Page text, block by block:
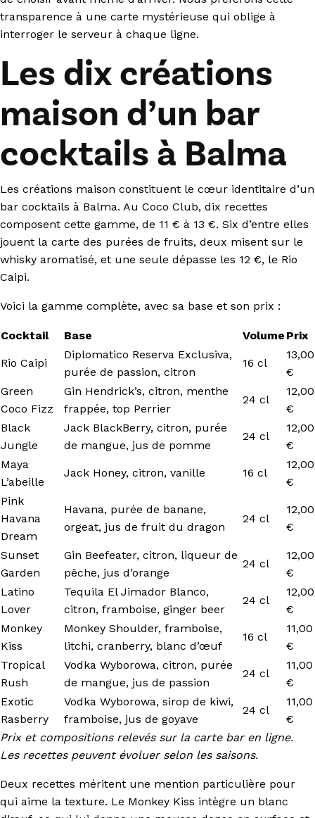
transparence à une carte mystérieuse qui oblige à
interroger le serveur à chaque ligne.
Les dix créations
maison d’un bar
cocktails à Balma
Les créations maison constituent le cœur identitaire d’un
bar cocktails à Balma. Au Coco Club, dix recettes
composent cette gamme, de 11 € à 13 €. Six d’entre elles
jouent la carte des purées de fruits, deux misent sur le
whisky aromatisé, et une seule dépasse les 12 €, le Rio
Caipi.
Voici la gamme complète, avec sa base et son prix :
Cocktail Base Volume Prix
Rio Caipi
Diplomatico Reserva Exclusiva,
purée de passion, citron
16 cl
13,00
€
Green
Coco Fizz
Gin Hendrick’s, citron, menthe
frappée, top Perrier
24 cl
12,00
€
Black
Jungle
Jack BlackBerry, citron, purée
de mangue, jus de pomme
24 cl
12,00
€
Maya
L’abeille
Jack Honey, citron, vanille 16 cl
12,00
€
Pink
Havana
Dream
Havana, purée de banane,
orgeat, jus de fruit du dragon
24 cl
12,00
€
Sunset
Garden
Gin Beefeater, citron, liqueur de
pêche, jus d’orange
24 cl
12,00
€
Latino
Lover
Tequila El Jimador Blanco,
citron, framboise, ginger beer
24 cl
12,00
€
Monkey
Kiss
Monkey Shoulder, framboise,
litchi, cranberry, blanc d’œuf
16 cl
11,00
€
Tropical
Rush
Vodka Wyborowa, citron, purée
de mangue, jus de passion
24 cl
11,00
€
Exotic
Rasberry
Vodka Wyborowa, sirop de kiwi,
framboise, jus de goyave
24 cl
11,00
€
Prix et compositions relevés sur la carte bar en ligne.
Les recettes peuvent évoluer selon les saisons.
Deux recettes méritent une mention particulière pour
qui aime la texture. Le Monkey Kiss intègre un blanc